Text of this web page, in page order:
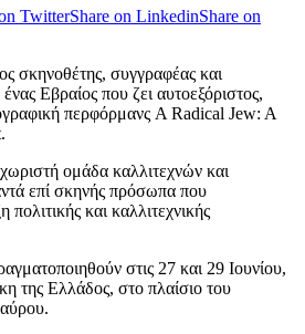
TwitterShare on LinkedinShare on
σκηνοθέτης, συγγραφέας και
Εβραίος που ζει αυτοεξόριστος,
περφόρμανς A Radical Jew: A
ομάδα καλλιτεχνών και
επί σκηνής πρόσωπα που
και καλλιτεχνικής
στις 27 και 29 Ιουνίου,
της Ελλάδος, στo πλαίσιo του